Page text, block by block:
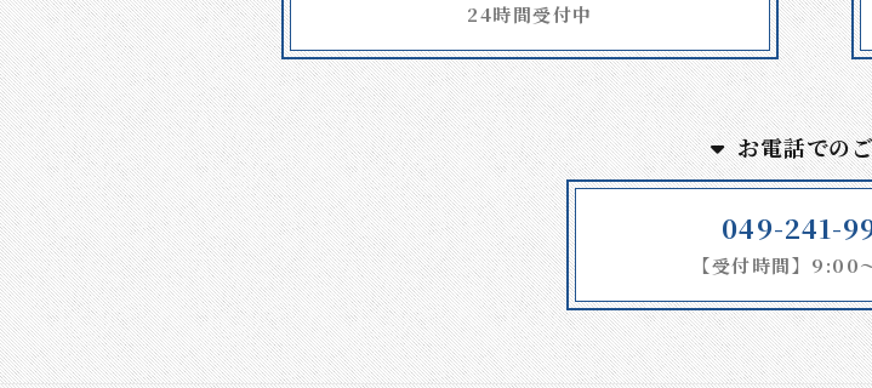
24時間受付中
お電話での
049-241-
【受付時間】9:00